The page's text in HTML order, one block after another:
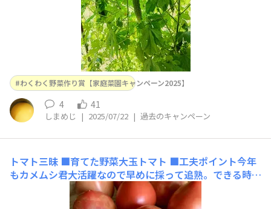
わくわく野菜作り賞【家庭菜園キャンペーン2025】
4 41
しまめじ | 2025/07/22 | 過去のキャンペーン
トマト三昧 ■育てた野菜大玉トマト ■工夫ポイント今年
もカメムシ君大活躍なので早めに採って追熟。できる時は
いっぺんで食べるの忙しい。いろいろ料理も致しますが冷
やしトマトが1番だったりして😅